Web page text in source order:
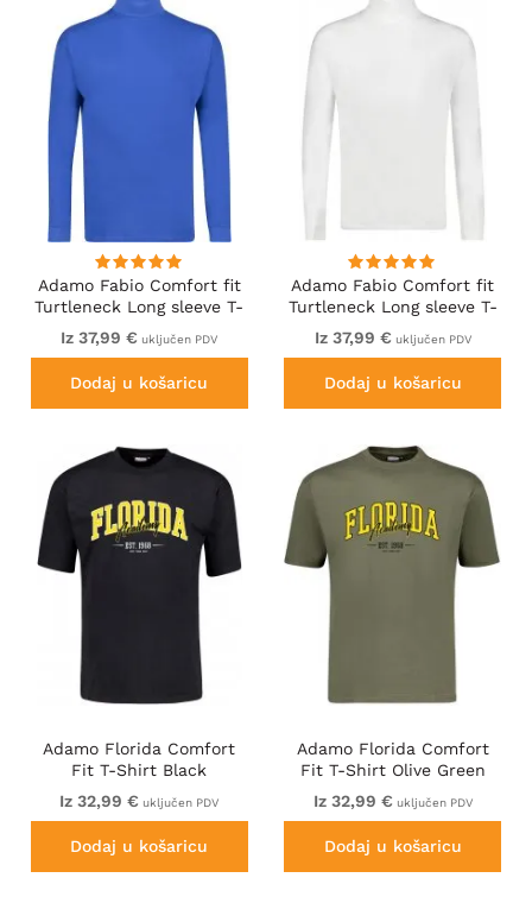
Adamo Fabio Comfort fit
Turtleneck Long sleeve T-
shirt Royal blue
Iz 37,99 € uključen PDV
Dodaj u košaricu
Adamo Fabio Comfort fit
Turtleneck Long sleeve T-
shirt White
Iz 37,99 € uključen PDV
Dodaj u košaricu
Adamo Florida Comfort
Fit T-Shirt Black
Iz 32,99 € uključen PDV
Dodaj u košaricu
Adamo Florida Comfort
Fit T-Shirt Olive Green
Iz 32,99 € uključen PDV
Dodaj u košaricu